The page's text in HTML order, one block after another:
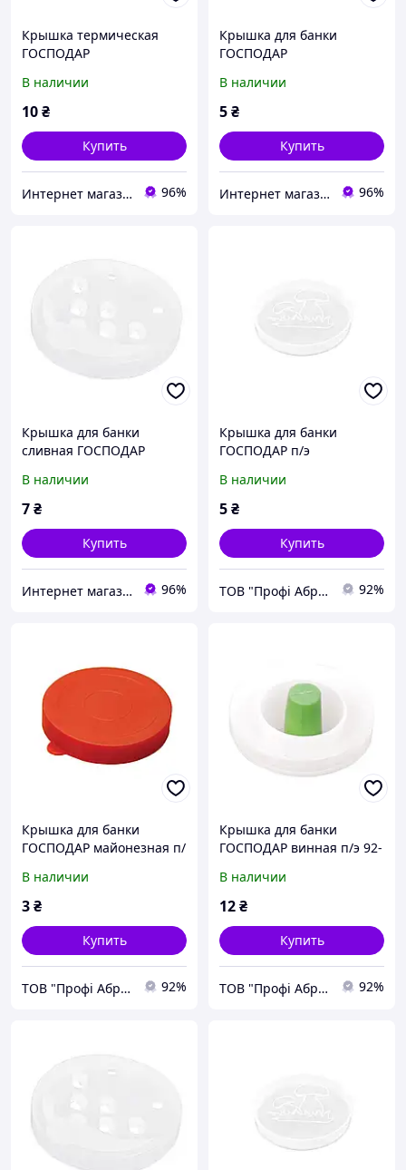
Крышка термическая
ГОСПОДАР
В наличии
10₴
Купить
Интернет магазин "Megotools" 96%
Крышка для банки
ГОСПОДАР
прозрачная 92-0083
В наличии
5₴
Купить
Интернет магазин "Megotools" 96%
Крышка для банки
сливная ГОСПОДАР
В наличии
7₴
Купить
Интернет магазин "Megotools" 96%
Крышка для банки
ГОСПОДАР п/э
В наличии
5₴
Купить
ТОВ "Профі Абразив Плюс" 92%
Крышка для банки
ГОСПОДАР майонезная п/
В наличии
3₴
Купить
ТОВ "Профі Абразив Плюс" 92%
Крышка для банки
ГОСПОДАР винная п/э 92-
В наличии
12₴
Купить
ТОВ "Профі Абразив Плюс" 92%